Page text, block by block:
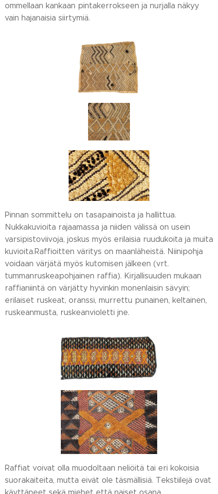
ommellaan kankaan pintakerrokseen ja nurjalla näkyy
vain hajanaisia siirtymiä.
Pinnan sommittelu on tasapainoista ja hallittua.
Nukkakuvioita rajaamassa ja niiden välissä on usein
varsipistoviivoja, joskus myös erilaisia ruudukoita ja muita
kuvioita.Raffioitten väritys on maanläheistä. Niinipohja
voidaan värjätä myös kutomisen jälkeen (vrt.
tummanruskeapohjainen raffia). Kirjallisuuden mukaan
raffianiintä on värjätty hyvinkin monenlaisin sävyin;
erilaiset ruskeat, oranssi, murrettu punainen, keltainen,
ruskeanmusta, ruskeanvioletti jne.
Raffiat voivat olla muodoltaan neliöitä tai eri kokoisia
suorakaiteita, mutta eivät ole täsmällisiä. Tekstiilejä ovat
käyttäneet sekä miehet että naiset osana